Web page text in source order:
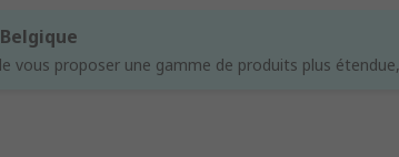
vous proposer une gamme de produits plus